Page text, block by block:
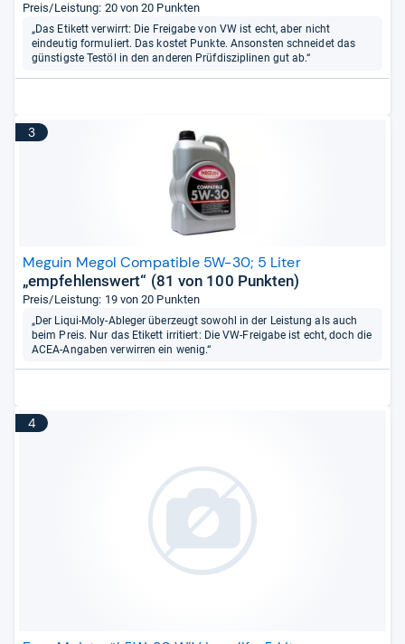
Preis/Leistung: 20 von 20 Punkten
„Das Etikett verwirrt: Die Freigabe von VW ist echt, aber nicht
eindeutig formuliert. Das kostet Punkte. Ansonsten schneidet das
günstigste Testöl in den anderen Prüfdisziplinen gut ab.“
3
Meguin Megol Compatible 5W-30; 5 Liter
„empfehlenswert“ (81 von 100 Punkten)
Preis/Leistung: 19 von 20 Punkten
„Der Liqui-Moly-Ableger überzeugt sowohl in der Leistung als auch
beim Preis. Nur das Etikett irritiert: Die VW-Freigabe ist echt, doch die
ACEA-Angaben verwirren ein wenig.“
4